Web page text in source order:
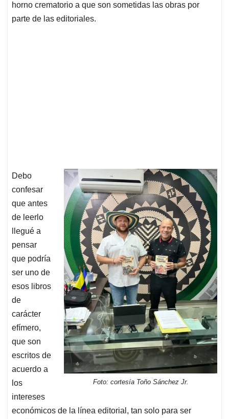
horno crematorio a que son sometidas las obras por
parte de las editoriales.
Foto: cortesía Toño Sánchez Jr.
Debo
confesar
que antes
de leerlo
llegué a
pensar
que podría
ser uno de
esos libros
de
carácter
efímero,
que son
escritos de
acuerdo a
los
intereses
económicos de la línea editorial, tan solo para ser